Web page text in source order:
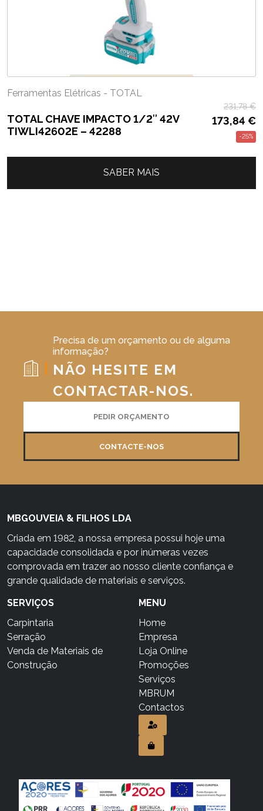
Ferramentas Elétricas - TOTAL
TOTAL CHAVE IMPACTO 1/2″ 42V
TIWLI42602E – 42288
231,78€
173,84 €
-25%
SABER MAIS
Precisa de um orçamento ou de alguma
informação?
NÃO HESITE EM
CONTACTAR-NOS.
PEDIR ORÇAMENTO
CONTACTE-NOS
MBGOUVEIA & FILHOS LDA
Criada em 1982, a nossa empresa possui hoje uma
capacidade consolidada e por inúmeras vezes
comprovada em trazer ao nosso cliente confiança e
grande qualidade de materiais e serviços.
SERVIÇOS
Carpintaria
Serração
Venda de Materiais de
Construção
MENU
Home
Empresa
Loja Online
Promoções
Serviços
MBRUM
Contactos